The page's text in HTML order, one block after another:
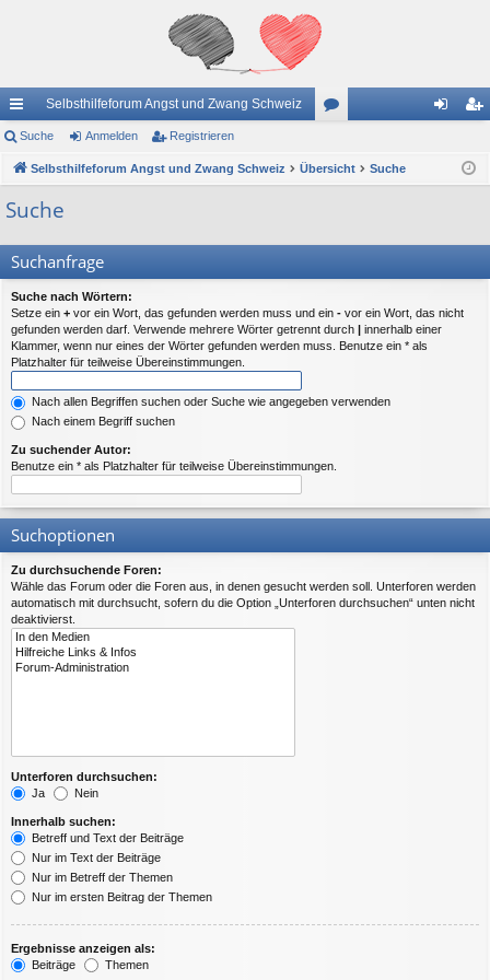
ch
ne
llz
riff
Selbsthilfeforum Angst und Zwang Schweiz
en ist
Suche Anmelden Registrieren
Selbsthilfeforum Angst und Zwang Schweiz Übersicht Suche
Suche
Suchanfrage
Suche nach Wörtern:
Setze ein + vor ein Wort, das gefunden werden muss und ein - vor ein Wort, das nicht
gefunden werden darf. Verwende mehrere Wörter getrennt durch | innerhalb einer
Klammer, wenn nur eines der Wörter gefunden werden muss. Benutze ein * als
Platzhalter für teilweise Übereinstimmungen.
Nach allen Begriffen suchen oder Suche wie angegeben verwenden
Nach einem Begriff suchen
Zu suchender Autor:
Benutze ein * als Platzhalter für teilweise Übereinstimmungen.
Suchoptionen
Zu durchsuchende Foren:
Wähle das Forum oder die Foren aus, in denen gesucht werden soll. Unterforen werden
automatisch mit durchsucht, sofern du die Option „Unterforen durchsuchen“ unten nicht
deaktivierst.
Unterforen durchsuchen:
Ja
Nein
Innerhalb suchen:
Betreff und Text der Beiträge
Nur im Text der Beiträge
Nur im Betreff der Themen
Nur im ersten Beitrag der Themen
Ergebnisse anzeigen als:
Beiträge
Themen